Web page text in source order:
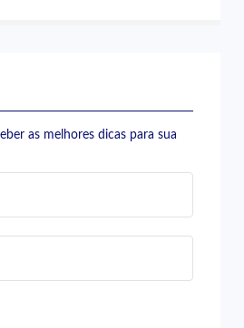
as melhores dicas para sua